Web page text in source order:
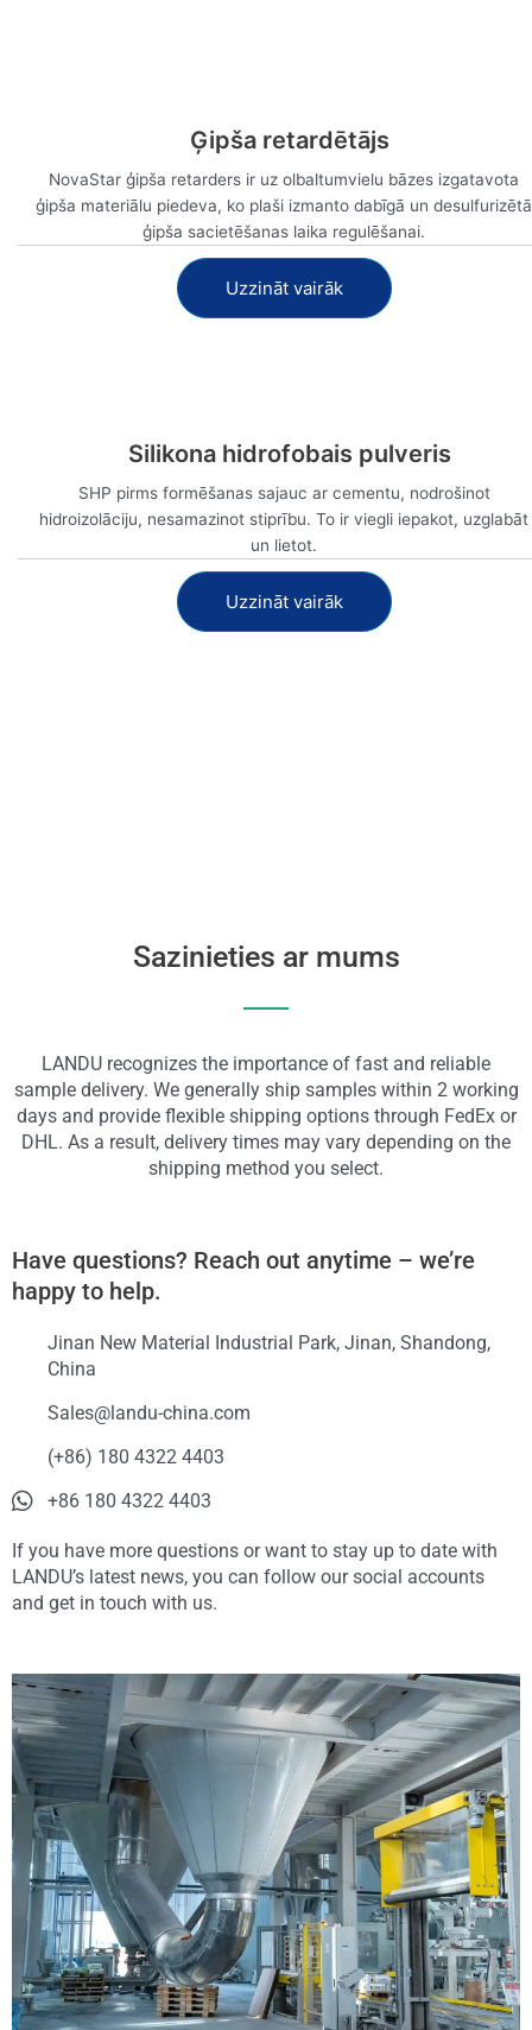
Ģipša retardētājs
NovaStar ģipša retarders ir uz olbaltumvielu bāzes izgatavota
ģipša materiālu piedeva, ko plaši izmanto dabīgā un desulfurizētā
ģipša sacietēšanas laika regulēšanai.
Uzzināt vairāk
Silikona hidrofobais pulveris
SHP pirms formēšanas sajauc ar cementu, nodrošinot
hidroizolāciju, nesamazinot stiprību. To ir viegli iepakot, uzglabāt
un lietot.
Uzzināt vairāk
Sazinieties ar mums
LANDU recognizes the importance of fast and reliable
sample delivery. We generally ship samples within 2 working
days and provide flexible shipping options through FedEx or
DHL. As a result, delivery times may vary depending on the
shipping method you select.
Have questions? Reach out anytime – we’re
happy to help.
Jinan New Material Industrial Park, Jinan, Shandong,
China
Sales@landu-china.com
(+86) 180 4322 4403
+86 180 4322 4403
If you have more questions or want to stay up to date with
LANDU’s latest news, you can follow our social accounts
and get in touch with us.